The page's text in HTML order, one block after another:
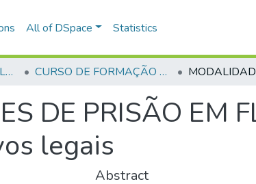
All of DSpace Statistics
TRABALHOS DE CONCLUSÃO DE CURSO - CFP (CURSO DE FORMAÇÃO DE PRAÇAS) CURSO DE FORMAÇÃO DE PRAÇAS - CFP - 2018
DE PRISÃO EM
legais
Abstract